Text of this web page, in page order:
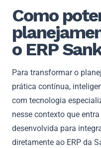
Como
o ERP
Para transformar o
prática contínua,
com tecnologia
nesse contexto que
desenvolvida para
diretamente ao ERP da